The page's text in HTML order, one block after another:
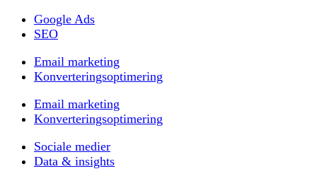
Google Ads
SEO
Email marketing
Konverteringsoptimering
Email marketing
Konverteringsoptimering
Sociale medier
Data & insights